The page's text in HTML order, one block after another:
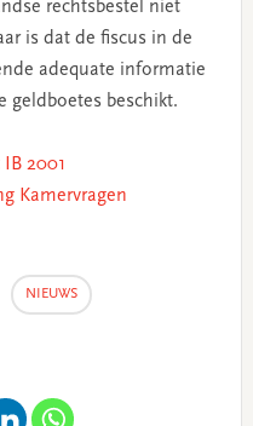
rechtsbestel niet
is dat de fiscus in de
adequate informatie
geldboetes beschikt.
2001
Kamervragen
NIEUWS